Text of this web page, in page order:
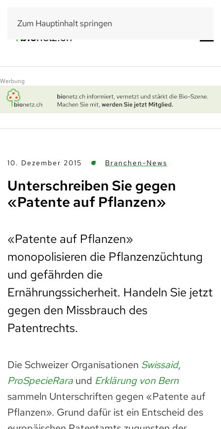
Zum Hauptinhalt springen
Werbung
10. Dezember 2015 Branchen-News
Unterschreiben Sie gegen
«Patente auf Pflanzen»
«Patente auf Pflanzen»
monopolisieren die Pflanzenzüchtung
und gefährden die
Ernährungssicherheit. Handeln Sie jetzt
gegen den Missbrauch des
Patentrechts.
Die Schweizer Organisationen Swissaid,
ProSpecieRara und Erklärung von Bern
sammeln Unterschriften gegen «Patente auf
Pflanzen». Grund dafür ist ein Entscheid des